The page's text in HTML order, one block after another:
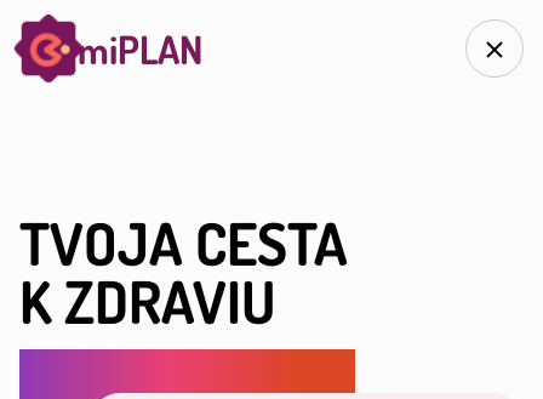
miPLAN
TVOJA CESTA
K ZDRAVIU